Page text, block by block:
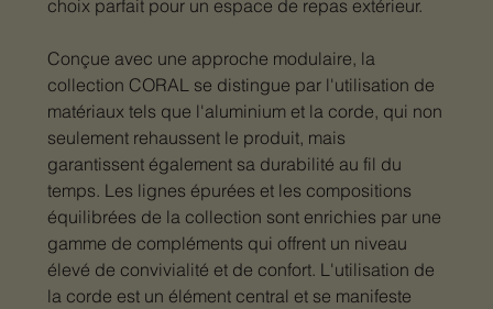
choix parfait pour un espace de repas extérieur.
Conçue avec une approche modulaire, la
collection CORAL se distingue par l'utilisation de
matériaux tels que l'aluminium et la corde, qui non
seulement rehaussent le produit, mais
garantissent également sa durabilité au fil du
temps. Les lignes épurées et les compositions
équilibrées de la collection sont enrichies par une
gamme de compléments qui offrent un niveau
élevé de convivialité et de confort. L'utilisation de
la corde est un élément central et se manifeste